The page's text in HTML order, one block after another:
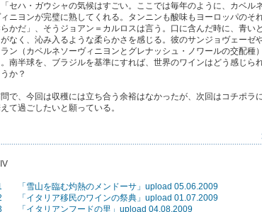
セハ・ガウシャの気候はすごい。ここでは毎年のように、カベル
ニヨンが完璧に熟してくれる。タンニンも酸味もヨーロッパのそ
かだ」、そうジョアン＝カルロスは言う。口に含んだ時に、青いと
なく、沁み入るような柔らかさを感じる。彼のサンジョヴェーゼ
ン（カベルネソーヴィニヨンとグレナッシュ・ノワールの交配種）
。南半球を、ブラジルを基準にすれば、世界のワインはどう感じら
か？
で、今回は収穫には立ち合う余裕はなかったが、次回はコチポラ
て過ごしたいと願っている。
「雪山を臨む灼熱のメンドーサ」upload 05.06.2009
「イタリア移民のワインの祭典」upload 01.07.2009
「イタリアンフードの里」upload 04.08.2009